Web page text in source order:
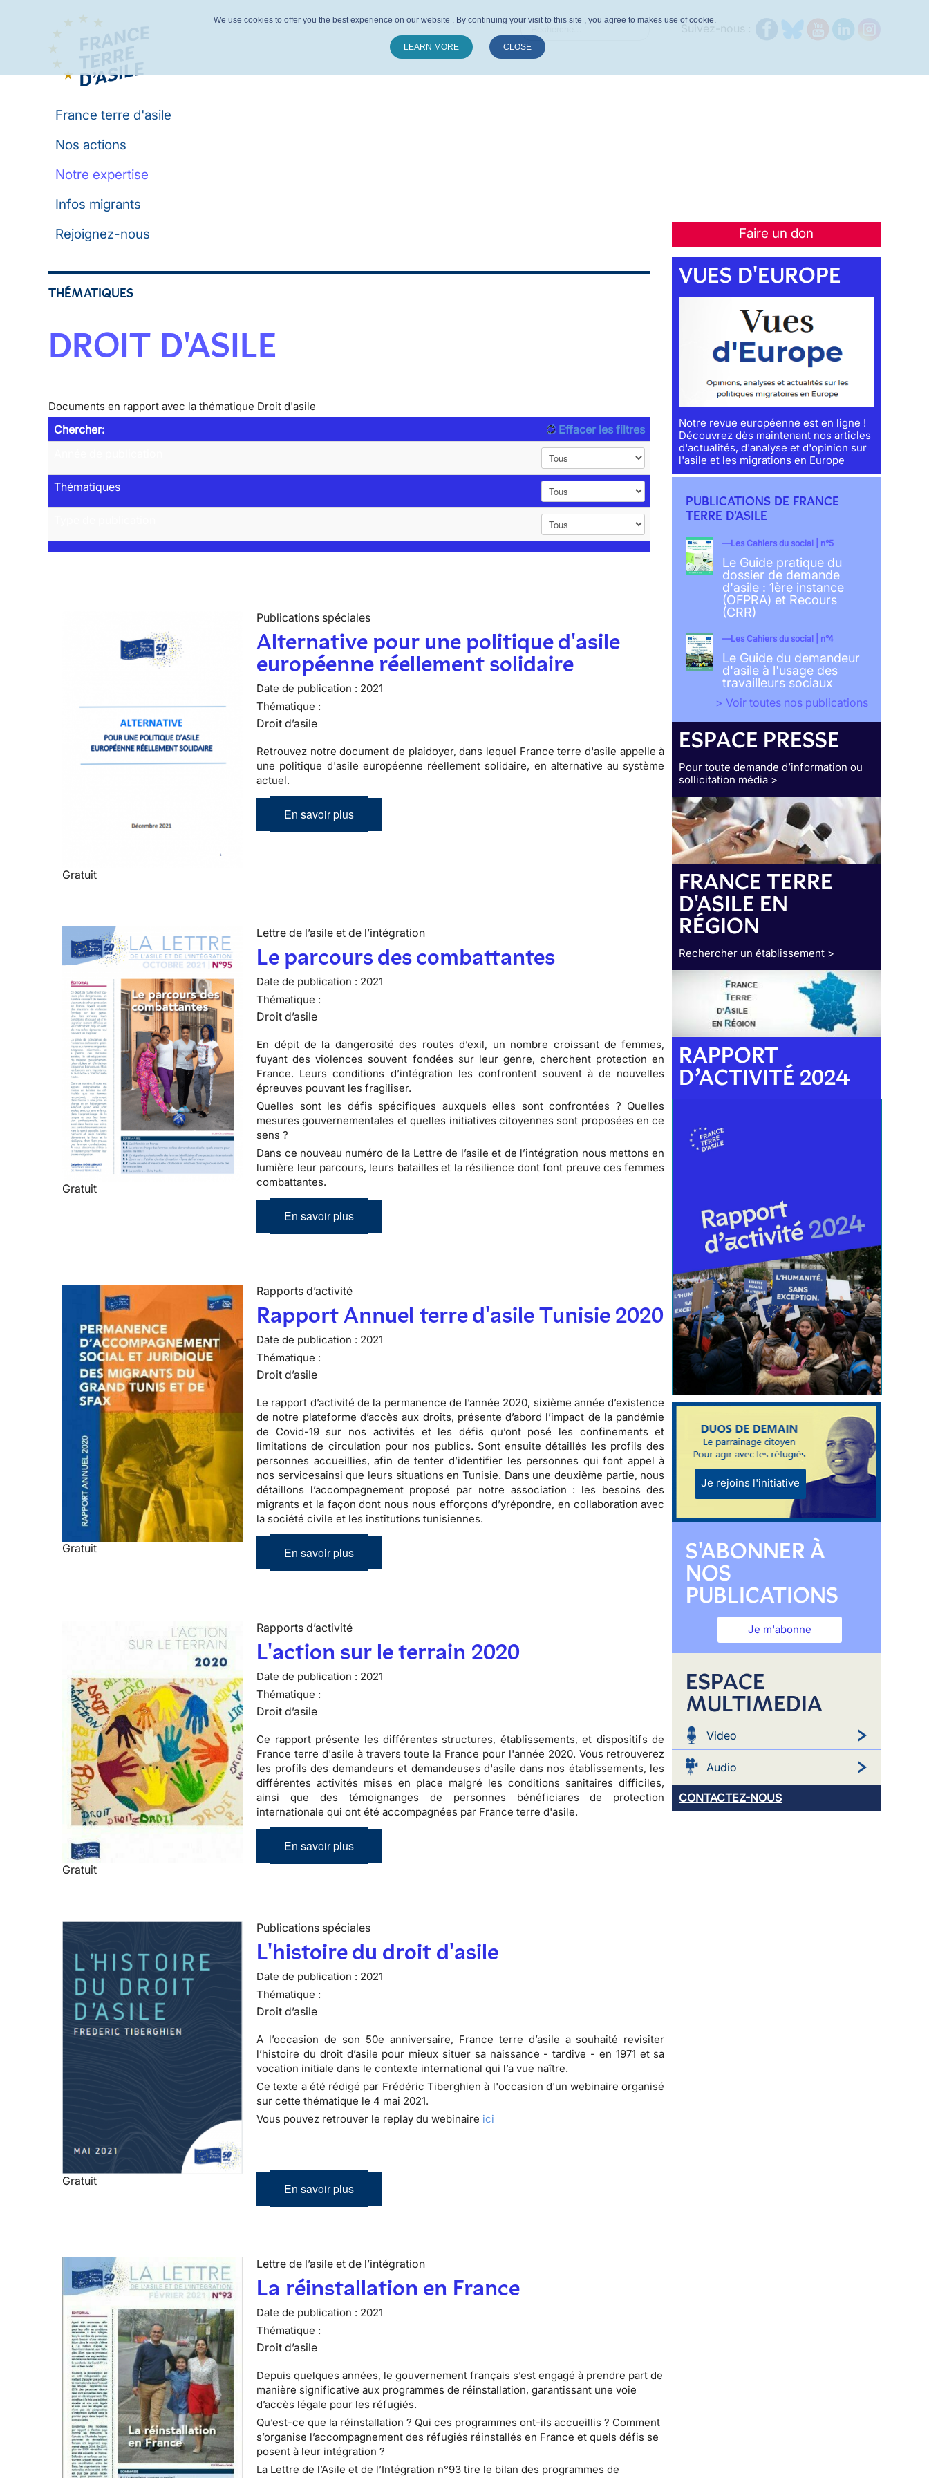
France terre d'asile
Nos actions
Notre expertise
Infos migrants
Faire un don
Rejoignez-nous
THÉMATIQUES
DROIT D'ASILE
Documents en rapport avec la thématique Droit d'asile
Chercher:
Effacer les filtres
Thématiques
Gratuit
Publications spéciales
Alternative pour une politique d'asile
européenne réellement solidaire
Date de publication : 2021
Thématique :
Droit d’asile
Retrouvez notre document de plaidoyer, dans lequel France terre d'asile appelle à
une politique d'asile européenne réellement solidaire, en alternative au système
actuel.
En savoir plus
Gratuit
Lettre de l’asile et de l’intégration
Le parcours des combattantes
Date de publication : 2021
Thématique :
Droit d’asile
En dépit de la dangerosité des routes d’exil, un nombre croissant de femmes,
fuyant des violences souvent fondées sur leur genre, cherchent protection en
France. Leurs conditions d’intégration les confrontent souvent à de nouvelles
épreuves pouvant les fragiliser.
Quelles sont les défis spécifiques auxquels elles sont confrontées ? Quelles
mesures gouvernementales et quelles initiatives citoyennes sont proposées en ce
sens ?
Dans ce nouveau numéro de la Lettre de l’asile et de l’intégration nous mettons en
lumière leur parcours, leurs batailles et la résilience dont font preuve ces femmes
combattantes.
En savoir plus
Gratuit
Rapports d’activité
Rapport Annuel terre d'asile Tunisie 2020
Date de publication : 2021
Thématique :
Droit d’asile
Le rapport d’activité de la permanence de l’année 2020, sixième année d’existence
de notre plateforme d’accès aux droits, présente d’abord l’impact de la pandémie
de Covid-19 sur nos activités et les défis qu’ont posé les confinements et
limitations de circulation pour nos publics. Sont ensuite détaillés les profils des
personnes accueillies, afin de tenter d’identifier les personnes qui font appel à
nos servicesainsi que leurs situations en Tunisie. Dans une deuxième partie, nous
détaillons l’accompagnement proposé par notre association : les besoins des
migrants et la façon dont nous nous efforçons d’yrépondre, en collaboration avec
la société civile et les institutions tunisiennes.
En savoir plus
Gratuit
Rapports d’activité
L'action sur le terrain 2020
Date de publication : 2021
Thématique :
Droit d’asile
Ce rapport présente les différentes structures, établissements, et dispositifs de
France terre d'asile à travers toute la France pour l'année 2020. Vous retrouverez
les profils des demandeurs et demandeuses d'asile dans nos établissements, les
différentes activités mises en place malgré les conditions sanitaires difficiles,
ainsi que des témoignanges de personnes bénéficiares de protection
internationale qui ont été accompagnées par France terre d'asile.
En savoir plus
Gratuit
Publications spéciales
L'histoire du droit d'asile
Date de publication : 2021
Thématique :
Droit d’asile
A l’occasion de son 50e anniversaire, France terre d’asile a souhaité revisiter
l’histoire du droit d’asile pour mieux situer sa naissance - tardive - en 1971 et sa
vocation initiale dans le contexte international qui l’a vue naître.
Ce texte a été rédigé par Frédéric Tiberghien à l'occasion d'un webinaire organisé
sur cette thématique le 4 mai 2021.
Vous pouvez retrouver le replay du webinaire ici
En savoir plus
Lettre de l’asile et de l’intégration
La réinstallation en France
Date de publication : 2021
Thématique :
Droit d’asile
Depuis quelques années, le gouvernement français s’est engagé à prendre part de
manière significative aux programmes de réinstallation, garantissant une voie
d’accès légale pour les réfugiés.
Qu’est-ce que la réinstallation ? Qui ces programmes ont-ils accueillis ? Comment
s’organise l’accompagnement des réfugiés réinstallés en France et quels défis se
posent à leur intégration ?
La Lettre de l’Asile et de l’Intégration n°93 tire le bilan des programmes de
VUES D'EUROPE
Notre revue européenne est en ligne !
Découvrez dès maintenant nos articles
d'actualités, d'analyse et d'opinion sur
l'asile et les migrations en Europe
PUBLICATIONS DE FRANCE
TERRE D'ASILE
Les Cahiers du social | n°5
Le Guide pratique du
dossier de demande
d'asile : 1ère instance
(OFPRA) et Recours
(CRR)
Les Cahiers du social | n°4
Le Guide du demandeur
d'asile à l'usage des
travailleurs sociaux
> Voir toutes nos publications
ESPACE PRESSE
Pour toute demande d’information ou
sollicitation média >
FRANCE TERRE
D'ASILE EN
RÉGION
Rechercher un établissement >
RAPPORT
D’ACTIVITÉ 2024
Je rejoins l'initiative
S'ABONNER À
NOS
PUBLICATIONS
Je m'abonne
ESPACE
MULTIMEDIA
Video
Audio
CONTACTEZ-NOUS
We use cookies to offer you the best experience on our website . By continuing your visit to this site , you agree to makes use of cookie.
LEARN MORE CLOSE